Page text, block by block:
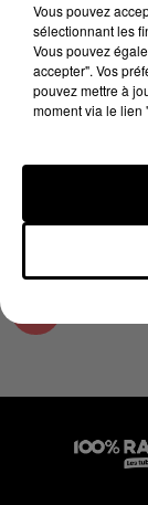
18 décembre
LES INFOS
18/12/2023
Podcasts
Vous pouvez
sélectionnant les
Vous pouvez
accepter". Vos
pouvez mettre à
moment via le lien